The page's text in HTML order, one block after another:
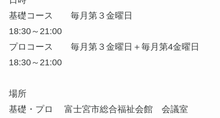
基礎コース 毎月第３金曜日
18:30～21:00
プロコース 毎月第３金曜日＋毎月第4金曜日
18:30～21:00
場所
基礎・プロ 富士宮市総合福祉会館 会議室